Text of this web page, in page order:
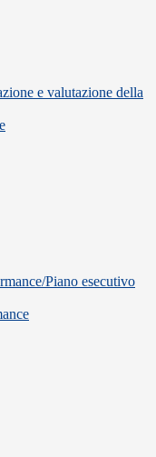
e valutazione della
Piano esecutivo